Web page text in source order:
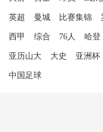
英超 曼城 比赛集锦
西甲 综合 76人 哈登
亚历山大 大史 亚洲杯
中国足球